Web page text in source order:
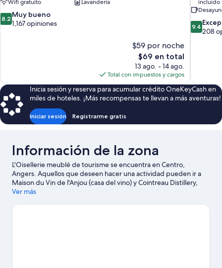
Wifi gratuito Lavandería
8.2
de
8.2 Muy bueno
1,167 opiniones
$59 por noche
El
precio
actual
es
de
$69
$69 en total
13 ago. - 14 ago.
Total con impuestos y cargos
incluido
9.4
de
9.4
208
Inicia sesión y reserva para acumular crédito OneKeyCash en
miles de hoteles. ¡Más recompensas te llevan a más aventuras!
Iniciar sesión Registrarme gratis
Información de la zona
L'Oisellerie meublé de tourisme se encuentra en Centro,
Angers. Aquellos que deseen hacer una actividad pueden ir a
Maison du Vin de l'Anjou (casa del vino) y Cointreau Distillery,
mientras que quienes deseen conocer los puntos de interés del
Légendes. También vale la pena conocer Centre Culturel
Ver más